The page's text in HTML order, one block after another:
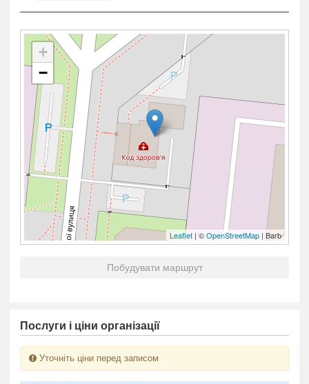
+
−
Leaflet | ©OpenStreetMap | Barb
Побудувати маршрут
Послуги і ціни організації
Уточніть ціни перед записом